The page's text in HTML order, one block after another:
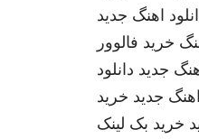
اهنگ جدید
خرید فالوور
جدید دانلود
اهنگ جدید خرید
خرید بک لینک